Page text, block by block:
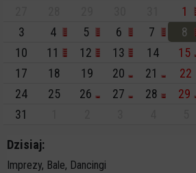
1
3
4 5 6 7 8
10
11 12 13 14 15
17
18 19 20 21 22
24
25 26 27 28 29
31
Dzisiaj:
Imprezy, Bale, Dancingi